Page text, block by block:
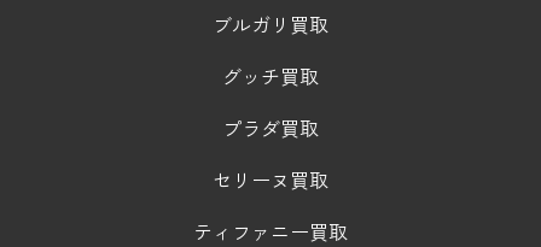
ブルガリ買取
グッチ買取
プラダ買取
セリーヌ買取
ティファニー買取